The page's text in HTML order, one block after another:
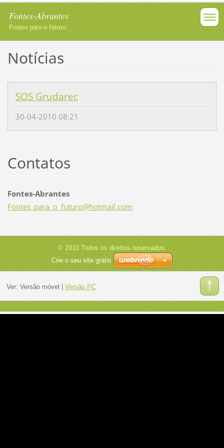
Fontes-Abrantes
Fontes para o futuro
Notícias
SOS Grudarec
30-04-2010 08:21
Contatos
Fontes-Abrantes
Fontes_para_o_futuro@hotmail.com
© 2010 Todos os direitos reservados.
Crie o seu site grátis
Ver: Versão móvel | Versão PC